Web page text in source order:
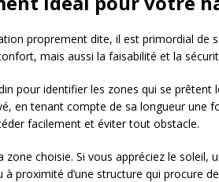
proprement dite, il est primordial
mais aussi la faisabilité et la
pour identifier les zones qui se prêtent
en tenant compte de sa longueur une
facilement et éviter tout obstacle.
zone choisie. Si vous appréciez le soleil,
proximité d’une structure qui procure